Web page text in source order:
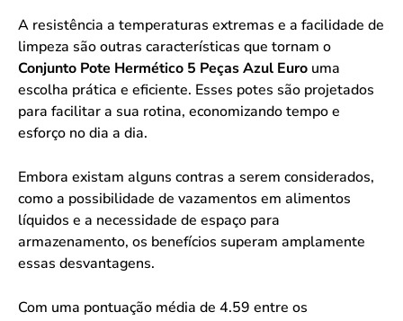
A resistência a temperaturas extremas e a facilidade de
limpeza são outras características que tornam o
Conjunto Pote Hermético 5 Peças Azul Euro uma
escolha prática e eficiente. Esses potes são projetados
para facilitar a sua rotina, economizando tempo e
esforço no dia a dia.
Embora existam alguns contras a serem considerados,
como a possibilidade de vazamentos em alimentos
líquidos e a necessidade de espaço para
armazenamento, os benefícios superam amplamente
essas desvantagens.
Com uma pontuação média de 4.59 entre os